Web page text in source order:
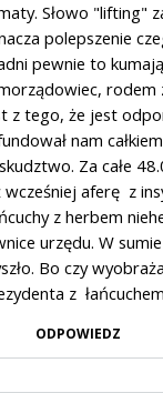
Słowo "lifting"
polepszenie
pewnie to
rodem
z tego, że jest
nam
Za całe
wcześniej aferę z
z herbem
urzędu. W
Bo czy
z
ODPOWIEDZ